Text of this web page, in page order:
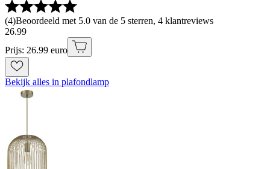
(4)Beoordeeld met 5.0 van de 5 sterren, 4 klantreviews
26.99
Prijs: 26.99 euro
Bekijk alles in plafondlamp